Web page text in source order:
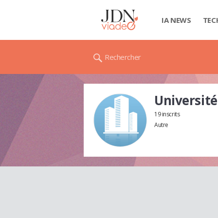
IA NEWS
Rechercher
19 inscrits
Autre